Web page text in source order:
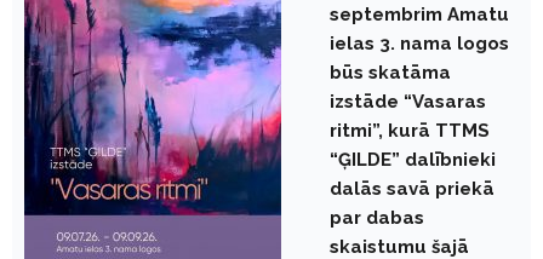
septembrim Amatu
ielas 3. nama logos
būs skatāma
izstāde “Vasaras
ritmi”, kurā TTMS
“ĢILDE” dalībnieki
dalās savā priekā
par dabas
skaistumu šajā